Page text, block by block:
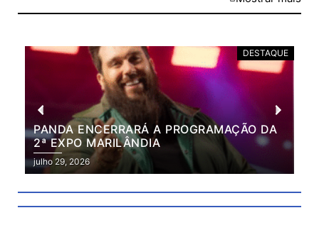
DESTAQUE
PANDA ENCERRARÁ A PROGRAMAÇÃO DA
2ª EXPO MARILÂNDIA
julho 29, 2026